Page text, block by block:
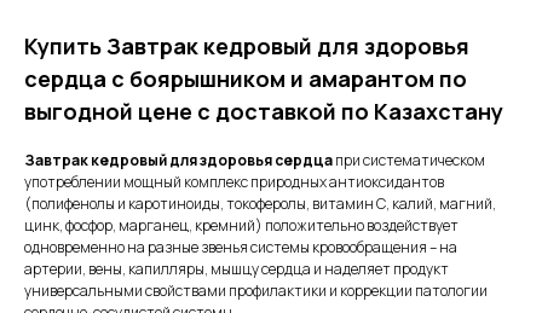
Купить Завтрак кедровый для здоровья
сердца с боярышником и амарантом по
выгодной цене с доставкой по Казахстану
Завтрак кедровый для здоровья сердцапри систематическом
употреблении мощный комплекс природных антиоксидантов
(полифенолы и каротиноиды, токоферолы, витамин С, калий, магний,
цинк, фосфор, марганец, кремний) положительно воздействует
одновременно на разные звенья системы кровообращения – на
артерии, вены, капилляры, мышцу сердца и наделяет продукт
универсальными свойствами профилактики и коррекции патологии